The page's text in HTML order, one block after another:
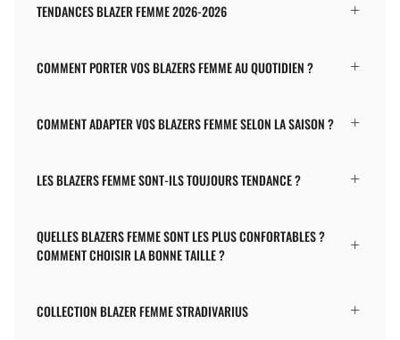
TENDANCES BLAZER FEMME 2026-2026
COMMENT PORTER VOS BLAZERS FEMME AU QUOTIDIEN ?
COMMENT ADAPTER VOS BLAZERS FEMME SELON LA SAISON ?
LES BLAZERS FEMME SONT-ILS TOUJOURS TENDANCE ?
QUELLES BLAZERS FEMME SONT LES PLUS CONFORTABLES ?
COMMENT CHOISIR LA BONNE TAILLE ?
COLLECTION BLAZER FEMME STRADIVARIUS